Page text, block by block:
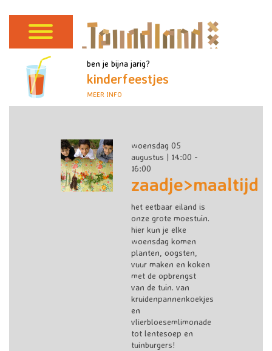
ben je bijna jarig?
kinderfeestjes
MEER INFO
woensdag 05
augustus | 14:00 -
16:00
zaadje>maaltijd
het eetbaar eiland is
onze grote moestuin.
hier kun je elke
woensdag komen
planten, oogsten,
vuur maken en koken
met de opbrengst
van de tuin. van
kruidenpannenkoekjes
en
vlierbloesemlimonade
tot lentesoep en
tuinburgers!